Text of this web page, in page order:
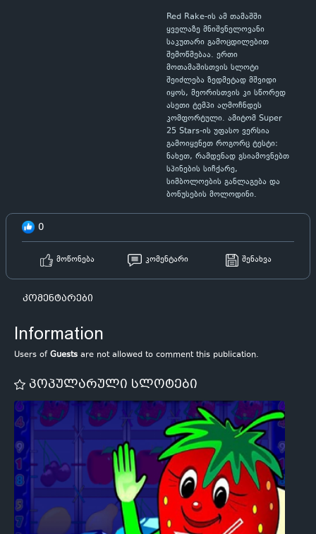
Red Rake-ის ამ თამაშში
ყველაზე მნიშვნელოვანი
საკუთარი გამოცდილებით
შემოწმებაა. ერთი
მოთამაშისთვის სლოტი
შეიძლება ზედმეტად მშვიდი
იყოს, მეორისთვის კი სწორედ
ასეთი ტემპი აღმოჩნდეს
კომფორტული. ამიტომ Super
25 Stars-ის უფასო ვერსია
გამოიყენეთ როგორც ტესტი:
ნახეთ, რამდენად გსიამოვნებთ
სპინების სიჩქარე,
სიმბოლოების განლაგება და
ბონუსების მოლოდინი.
0
მოწონება კომენტარი შენახვა
კომენტარები
Information
Users ofGuests are not allowed to comment this publication.
პოპულარული სლოტები